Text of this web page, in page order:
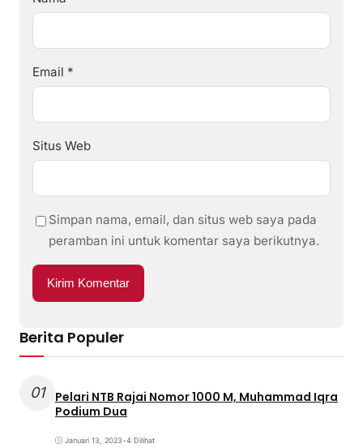
Email *
Situs Web
Simpan nama, email, dan situs web saya pada
peramban ini untuk komentar saya berikutnya.
Berita Populer
01
Pelari NTB Rajai Nomor 1000 M, Muhammad Iqra
Podium Dua
Januari 13, 2023•4 Dilihat